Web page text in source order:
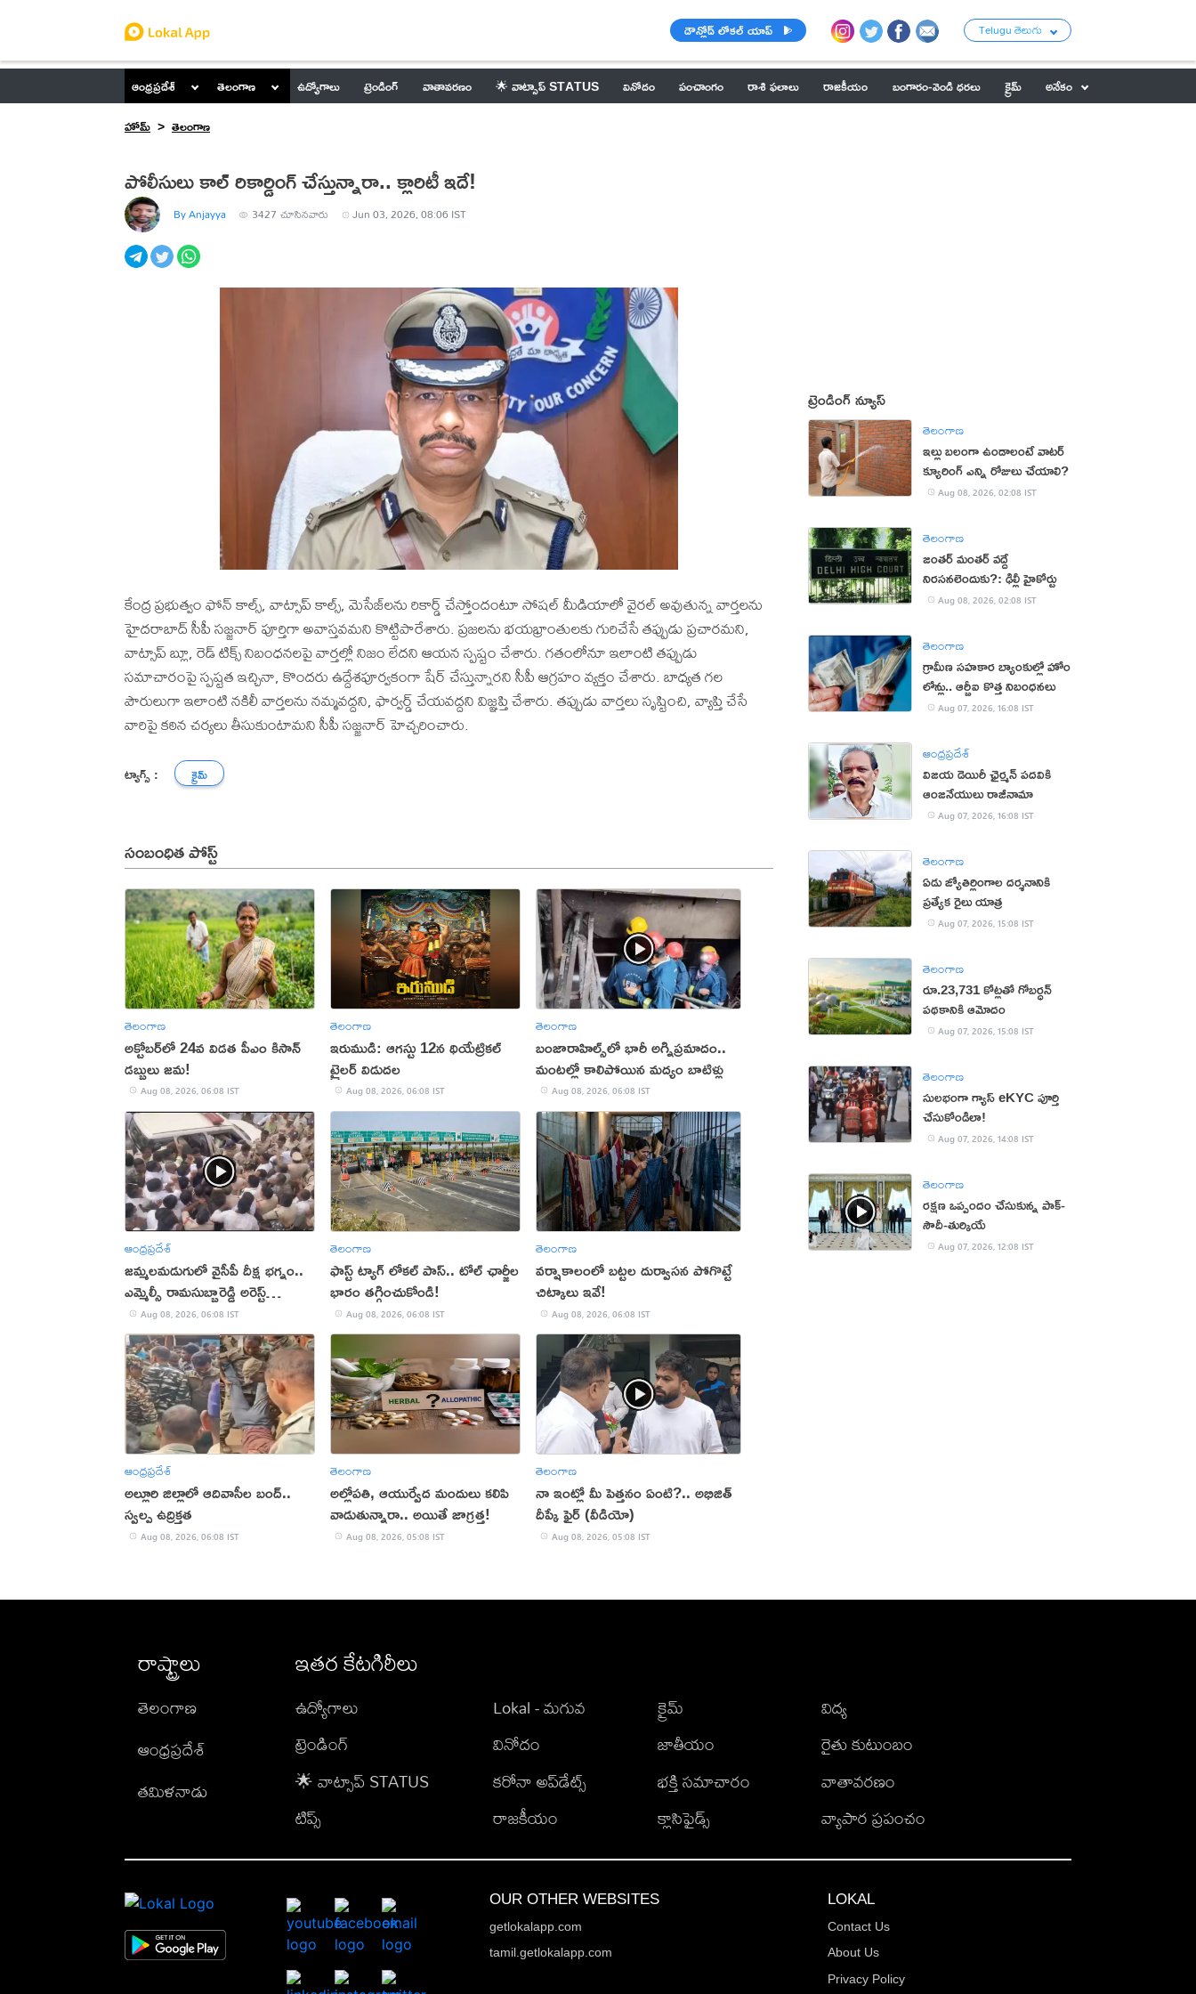
డౌన్లోడ్ లోకల్ యాప్ Telugu తెలుగు
ఆంధ్రప్రదేశ్ తెలంగాణ ఉద్యోగాలు ట్రెండింగ్ వాతావరణం 🌟 వాట్సాప్ STATUS వినోదం పంచాంగం రాశి ఫలాలు రాజకీయం బంగారం-వెండి ధరలు క్రైమ్
అనేకం
హోమ్
తెలంగాణ
పోలీసులు కాల్ రికార్డింగ్ చేస్తున్నారా.. క్లారిటీ ఇదే!
By Anjayya 3427 చూసినవారు Jun 03, 2026, 08:06 IST
కేంద్ర ప్రభుత్వం ఫోన్ కాల్స్, వాట్సాప్ కాల్స్, మెసేజ్‌లను రికార్డ్ చేస్తోందంటూ సోషల్ మీడియాలో వైరల్ అవుతున్న వార్తలను
హైదరాబాద్ సీపీ సజ్జనార్ పూర్తిగా అవాస్తవమని కొట్టిపారేశారు. ప్రజలను భయభ్రాంతులకు గురిచేసే తప్పుడు ప్రచారమని,
వాట్సాప్ బ్లూ, రెడ్ టిక్స్ నిబంధనలపై వార్తల్లో నిజం లేదని ఆయన స్పష్టం చేశారు. గతంలోనూ ఇలాంటి తప్పుడు
సమాచారంపై స్పష్టత ఇచ్చినా, కొందరు ఉద్దేశపూర్వకంగా షేర్ చేస్తున్నారని సీపీ ఆగ్రహం వ్యక్తం చేశారు. బాధ్యత గల
పౌరులుగా ఇలాంటి నకిలీ వార్తలను నమ్మవద్దని, ఫార్వర్డ్ చేయవద్దని విజ్ఞప్తి చేశారు. తప్పుడు వార్తలు సృష్టించి, వ్యాప్తి చేసే
వారిపై కఠిన చర్యలు తీసుకుంటామని సీపీ సజ్జనార్ హెచ్చరించారు.
ట్యాగ్స్ : క్రైమ్
సంబంధిత పోస్ట్
తెలంగాణ
అక్టోబర్‌లో 24వ విడత పీఎం కిసాన్
డబ్బులు జమ!
Aug 08, 2026, 06:08 IST
తెలంగాణ
ఇరుముడి: ఆగస్టు 12న థియేట్రికల్
ట్రైలర్ విడుదల
Aug 08, 2026, 06:08 IST
తెలంగాణ
బంజారాహిల్స్‌లో భారీ అగ్నిప్రమాదం..
మంటల్లో కాలిపోయిన మద్యం బాటిళ్లు
Aug 08, 2026, 06:08 IST
ఆంధ్రప్రదేశ్
జమ్మలమడుగులో వైసీపీ దీక్ష భగ్నం..
ఎమ్మెల్సీ రామసుబ్బారెడ్డి అరెస్ట్
(వీడియో)
Aug 08, 2026, 06:08 IST
తెలంగాణ
ఫాస్ట్ ట్యాగ్ లోకల్ పాస్.. టోల్ ఛార్జీల
భారం తగ్గించుకోండి!
Aug 08, 2026, 06:08 IST
తెలంగాణ
వర్షాకాలంలో బట్టల దుర్వాసన పోగొట్టే
చిట్కాలు ఇవే!
Aug 08, 2026, 06:08 IST
ఆంధ్రప్రదేశ్
అల్లూరి జిల్లాలో ఆదివాసీల బంద్..
స్వల్ప ఉద్రిక్తత
Aug 08, 2026, 06:08 IST
తెలంగాణ
అల్లోపతి, ఆయుర్వేద మందులు కలిపి
వాడుతున్నారా.. అయితే జాగ్రత్త!
Aug 08, 2026, 05:08 IST
తెలంగాణ
నా ఇంట్లో మీ పెత్తనం ఏంటి?.. అభిజిత్‌
దీప్కే ఫైర్‌ (వీడియో)
Aug 08, 2026, 05:08 IST
ట్రెండింగ్ న్యూస్
తెలంగాణ
ఇల్లు బలంగా ఉండాలంటే వాటర్
క్యూరింగ్ ఎన్ని రోజులు చేయాలి?
Aug 08, 2026, 02:08 IST
తెలంగాణ
జంతర్ మంతర్ వద్దే
నిరసనలెందుకు?: ఢిల్లీ హైకోర్టు
Aug 08, 2026, 02:08 IST
తెలంగాణ
గ్రామీణ సహకార బ్యాంకుల్లో హోం
లోన్లు.. ఆర్బీఐ కొత్త నిబంధనలు
Aug 07, 2026, 16:08 IST
ఆంధ్రప్రదేశ్
విజయ డెయిరీ ఛైర్మన్ పదవికి
ఆంజనేయులు రాజీనామా
Aug 07, 2026, 16:08 IST
తెలంగాణ
ఏడు జ్యోతిర్లింగాల దర్శనానికి
ప్రత్యేక రైలు యాత్ర
Aug 07, 2026, 15:08 IST
తెలంగాణ
రూ.23,731 కోట్లతో గోబర్ధన్
పథకానికి ఆమోదం
Aug 07, 2026, 15:08 IST
తెలంగాణ
సులభంగా గ్యాస్ eKYC పూర్తి
చేసుకోండిలా!
Aug 07, 2026, 14:08 IST
తెలంగాణ
రక్షణ ఒప్పందం చేసుకున్న పాక్‌-
సౌదీ-తుర్కియే
Aug 07, 2026, 12:08 IST
రాష్ట్రాలు
తెలంగాణ
ఆంధ్రప్రదేశ్
తమిళనాడు
ఇతర కేటగిరీలు
ఉద్యోగాలు
ట్రెండింగ్
🌟 వాట్సాప్ STATUS
టిప్స్
Lokal - మగువ
వినోదం
కరోనా అప్‌డేట్స్
రాజకీయం
క్రైమ్
జాతీయం
భక్తి సమాచారం
క్లాసిఫైడ్స్
విద్య
రైతు కుటుంబం
వాతావరణం
వ్యాపార ప్రపంచం
OUR OTHER WEBSITES
getlokalapp.com
tamil.getlokalapp.com
LOKAL
Contact Us
About Us
Privacy Policy